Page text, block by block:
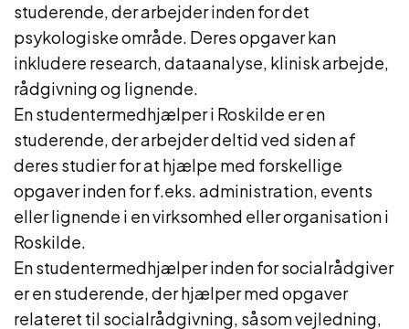
studerende, der arbejder inden for det
psykologiske område. Deres opgaver kan
inkludere research, dataanalyse, klinisk arbejde,
rådgivning og lignende.
En studentermedhjælper i Roskilde er en
studerende, der arbejder deltid ved siden af
deres studier for at hjælpe med forskellige
opgaver inden for f.eks. administration, events
eller lignende i en virksomhed eller organisation i
Roskilde.
En studentermedhjælper inden for socialrådgiver
er en studerende, der hjælper med opgaver
relateret til socialrådgivning, såsom vejledning,